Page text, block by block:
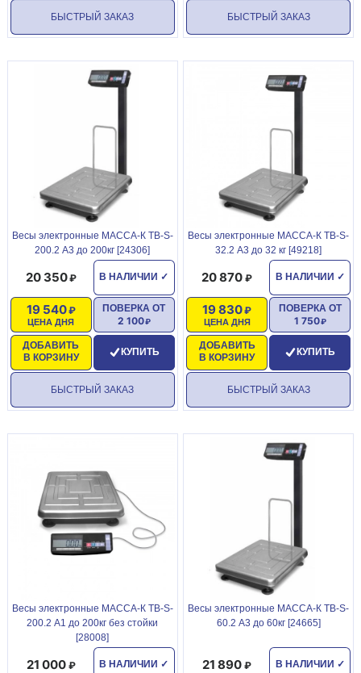
БЫСТРЫЙ ЗАКАЗ БЫСТРЫЙ ЗАКАЗ
Becы элeктpонные МАССА-К ТВ-S-
200.2 А3 до 200кг [24306]
В НАЛИЧИИ ✓
20 350
ЦЕНА ДНЯ
19 540
ДОБАВИТЬ
В КОРЗИНУ
ПОВЕРКА ОТ
2 100
КУПИТЬ
БЫСТРЫЙ ЗАКАЗ
Becы элeктpонные МАССА-К ТВ-S-
32.2 А3 до 32 кг [49218]
В НАЛИЧИИ ✓
20 870
ЦЕНА ДНЯ
19 830
ДОБАВИТЬ
В КОРЗИНУ
ПОВЕРКА ОТ
1 750
КУПИТЬ
БЫСТРЫЙ ЗАКАЗ
Becы элeктpонные МАССА-К ТВ-S-
200.2 А1 до 200кг без стойки
[28008]
В НАЛИЧИИ ✓
21 000
Becы элeктpонные МАССА-К ТВ-S-
60.2 А3 до 60кг [24665]
В НАЛИЧИИ ✓
21 890